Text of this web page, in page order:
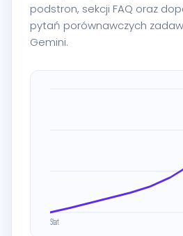
podstron, sekcji FAQ oraz
pytań porównawczych
Gemini.